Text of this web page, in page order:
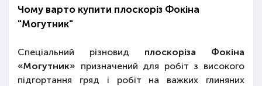
Чому варто купити плоскоріз Фокіна
"Могутник"
Спеціальний різновид плоскоріза Фокіна
«Могутник» призначений для робіт з високого
підгортання гряд і робіт на важких глиняних